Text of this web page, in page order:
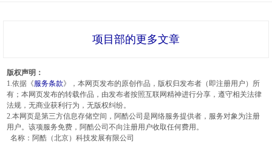
项目部的更多文章
版权声明：
1.依据《服务条款》，本网页发布的原创作品，版权归发布者（即注册用户）所
有；本网页发布的转载作品，由发布者按照互联网精神进行分享，遵守相关法律
法规，无商业获利行为，无版权纠纷。
2.本网页是第三方信息存储空间，阿酷公司是网络服务提供者，服务对象为注册
用户。该项服务免费，阿酷公司不向注册用户收取任何费用。
名称：阿酷（北京）科技发展有限公司